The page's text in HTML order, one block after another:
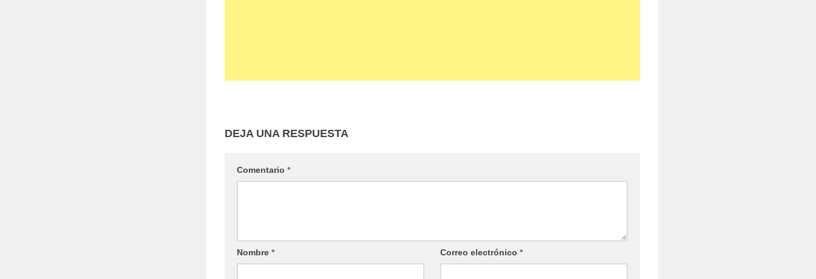
DEJA UNA RESPUESTA
Comentario *
Nombre * Correo electrónico *